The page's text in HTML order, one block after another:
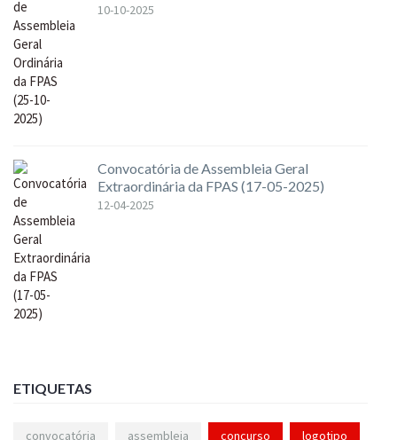
10-10-2025
Convocatória de Assembleia Geral
Extraordinária da FPAS (17-05-2025)
12-04-2025
ETIQUETAS
convocatória assembleia concurso logotipo